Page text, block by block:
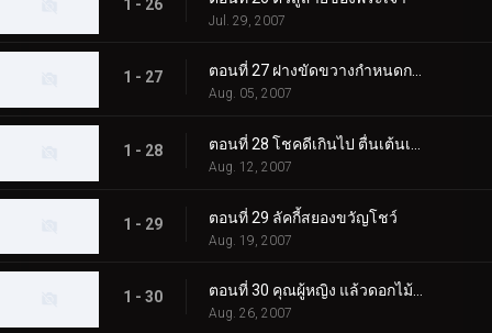
1 - 26
Jul. 29, 2007
1 - 27 ตอนที่ 27 ฝางขัดขวางกำหนดการ
Aug. 05, 2007
1 - 28
Aug. 12, 2007
1 - 29 ตอนที่ 29 ลัคกี้สยองขวัญโชว์
Aug. 19, 2007
1 - 30 ตอนที่ 30 คุณผู้หญิง แล้วดอกไม้ไฟล่ะ?
Aug. 26, 2007